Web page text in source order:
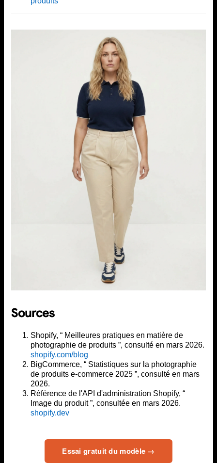
Sources
Shopify, “ Meilleures pratiques en matière de
photographie de produits ”, consulté en mars 2026.
shopify.com/blog
BigCommerce, “ Statistiques sur la photographie
de produits e-commerce 2025 ”, consulté en mars
2026.
Référence de l'API d'administration Shopify, “
Image du produit ”, consultée en mars 2026.
shopify.dev
Essai gratuit du modèle →